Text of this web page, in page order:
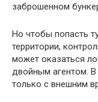
заброшенном
Но чтобы попасть
территории,
может оказаться
двойным агентом. В
только с внешним